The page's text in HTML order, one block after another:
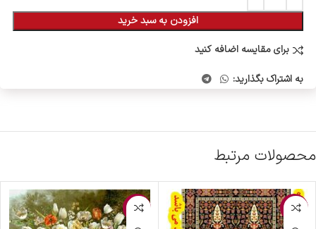
افزودن به سبد خرید
برای مقایسه اضافه کنید
به اشتراک بگذارید:
محصولات مرتبط
-5%
-6%